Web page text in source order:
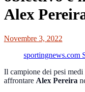
Alex
Novembre 3, 2022
sportingnews.com
Il campione dei pesi medi
affrontare Alex Pereira